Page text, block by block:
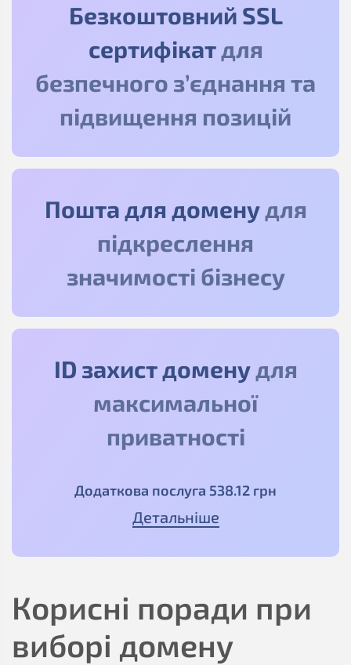
Безкоштовний SSL
сертифікатдля
безпечного з’єднання та
підвищення позицій
Пошта для доменудля
підкреслення
значимості бізнесу
ID захист доменудля
максимальної
приватності
Додаткова послуга 538.12 грн
Детальніше
Корисні поради при
виборі домену